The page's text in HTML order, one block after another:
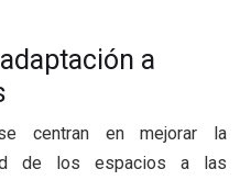
a
centran en mejorar la
de los espacios a las